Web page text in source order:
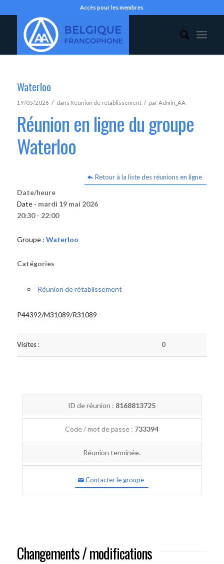
Accès pour les membres
Waterloo
19/05/2026 / dans Réunion de rétablissement / parAdmin_AA
Réunion en ligne du groupe
Waterloo
Retour à la liste des réunions en ligne
Date/heure
Date - mardi 19 mai 2026
20:30 - 22:00
Groupe : Waterloo
Catégories
Réunion de rétablissement
P44392/M31089/R31089
Visites : 0
ID de réunion : 8168813725
Code / mot de passe : 733394
Réunion terminée.
Contacter le groupe
Changements / modifications